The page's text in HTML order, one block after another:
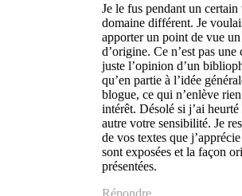
Je le fus pendant un certain
domaine différent. Je
apporter un point de vue
d’origine. Ce n’est pas
juste l’opinion d’un
qu’en partie à l’idée
blogue, ce qui n’enlève
intérêt. Désolé si j’ai
autre votre sensibilité. Je
de vos textes que
sont exposées et la façon
présentées.
Répondre